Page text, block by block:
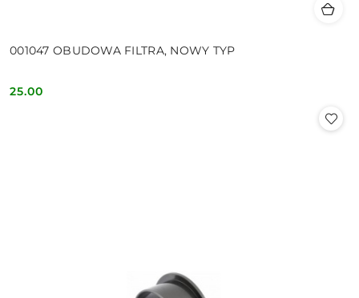
001047 OBUDOWA FILTRA, NOWY TYP
Cena:
25.00